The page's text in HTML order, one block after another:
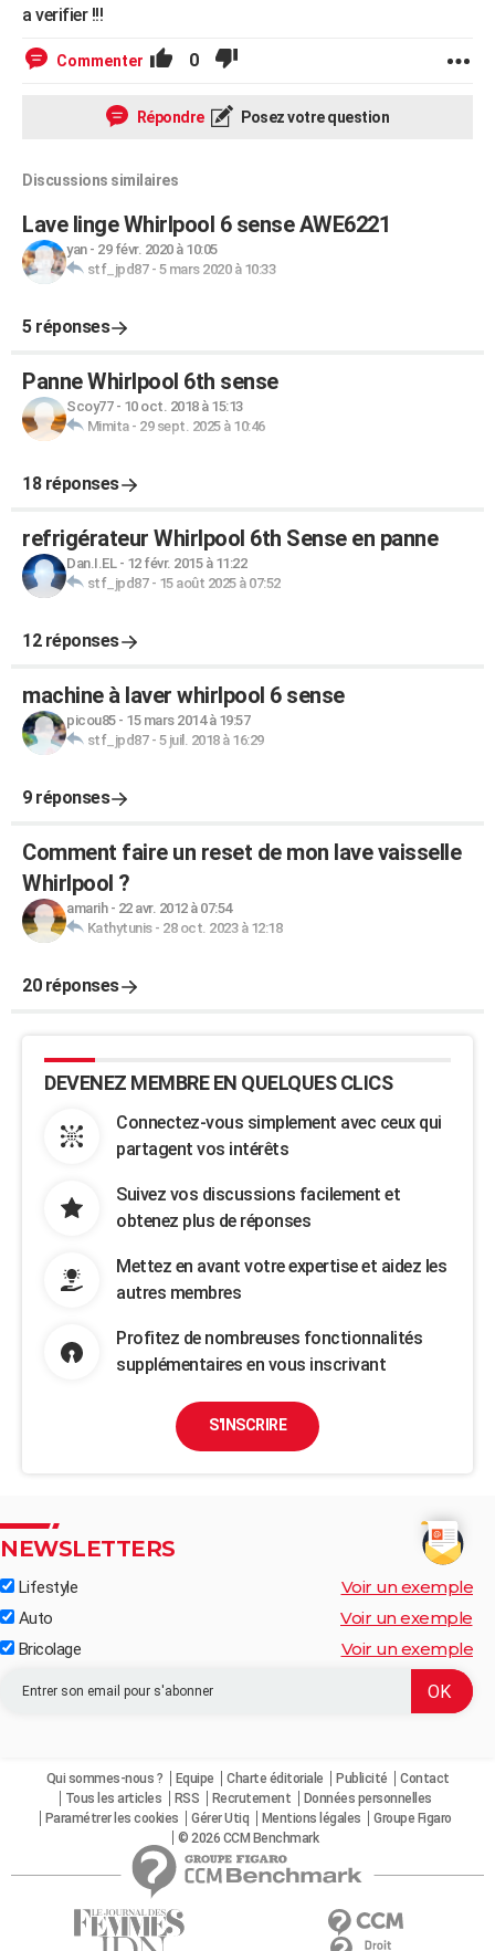
a verifier !!!
Commenter 0
Répondre Posez votre question
Discussions similaires
Lave linge Whirlpool 6 sense AWE6221
yan- 29 févr. 2020 à 10:05
stf_jpd87- 5 mars 2020 à 10:33
5 réponses
Panne Whirlpool 6th sense
Scoy77- 10 oct. 2018 à 15:13
Mimita- 29 sept. 2025 à 10:46
18 réponses
refrigérateur Whirlpool 6th Sense en panne
Dan.I.EL- 12 févr. 2015 à 11:22
stf_jpd87- 15 août 2025 à 07:52
12 réponses
machine à laver whirlpool 6 sense
picou85- 15 mars 2014 à 19:57
stf_jpd87- 5 juil. 2018 à 16:29
9 réponses
Comment faire un reset de mon lave vaisselle
Whirlpool ?
amarih- 22 avr. 2012 à 07:54
Kathytunis- 28 oct. 2023 à 12:18
20 réponses
DEVENEZ MEMBRE EN QUELQUES CLICS
Connectez-vous simplement avec ceux qui
partagent vos intérêts
Suivez vos discussions facilement et
obtenez plus de réponses
Mettez en avant votre expertise et aidez les
autres membres
Profitez de nombreuses fonctionnalités
supplémentaires en vous inscrivant
S'INSCRIRE
NEWSLETTERS
Lifestyle Voir un exemple
Auto Voir un exemple
Bricolage Voir un exemple
Qui sommes-nous ? Equipe Charte éditoriale Publicité
Contact
Tous les articles
RSS Recrutement
Données personnelles
Paramétrer les cookies
Gérer Utiq Mentions légales
Groupe Figaro
© 2026 CCM Benchmark